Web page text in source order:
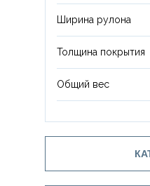
Ширина рулона
Толщина покрытия
Общий вес